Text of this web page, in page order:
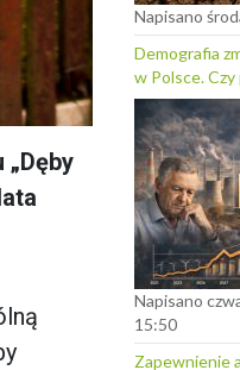
Napisano
Demografia
w Polsce. Czy
Napisano
15:50
Zapewnienie